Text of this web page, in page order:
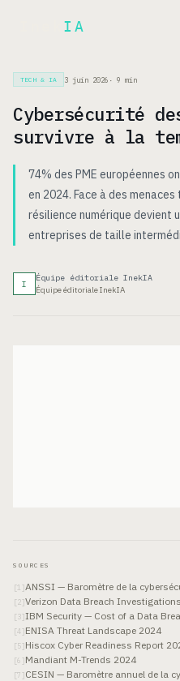
IA
TECH & IA 3 juin 2026 · 9 min
Cybersécurité
survivre à la
74% des PME européennes
en 2024. Face à des
résilience numérique devient
entreprises de taille
I
Équipe éditoriale InekIA
Équipe éditoriale InekIA
SOURCES
[1 ]ANSSI — Baromètre de la
[2]Verizon Data Breach
[ 3]IBM Security — Cost of a Data
[4 ]ENISA Threat Landscape 2024
[5]Hiscox Cyber Readiness Report
[6 ]Mandiant M-Trends 2024
[7 ]CESIN — Baromètre annuel de la